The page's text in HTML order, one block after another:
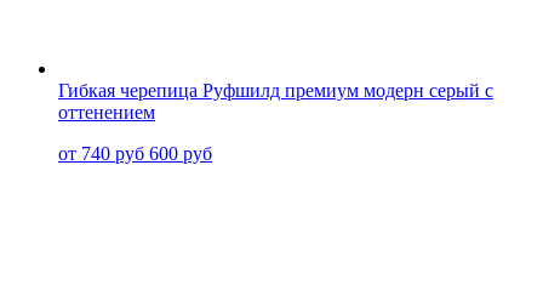
Гибкая черепица Руфшилд премиум модерн серый с
оттенением
от 740 руб 600 руб